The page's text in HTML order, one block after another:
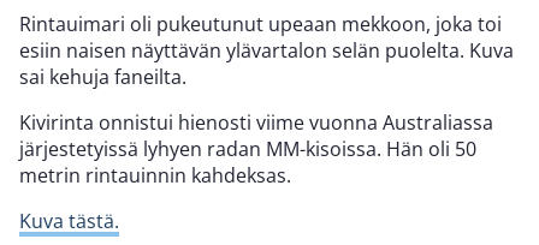
Rintauimari oli pukeutunut upeaan mekkoon, joka toi
esiin naisen näyttävän ylävartalon selän puolelta. Kuva
sai kehuja faneilta.
Kivirinta onnistui hienosti viime vuonna Australiassa
järjestetyissä lyhyen radan MM-kisoissa. Hän oli 50
metrin rintauinnin kahdeksas.
Kuva tästä.